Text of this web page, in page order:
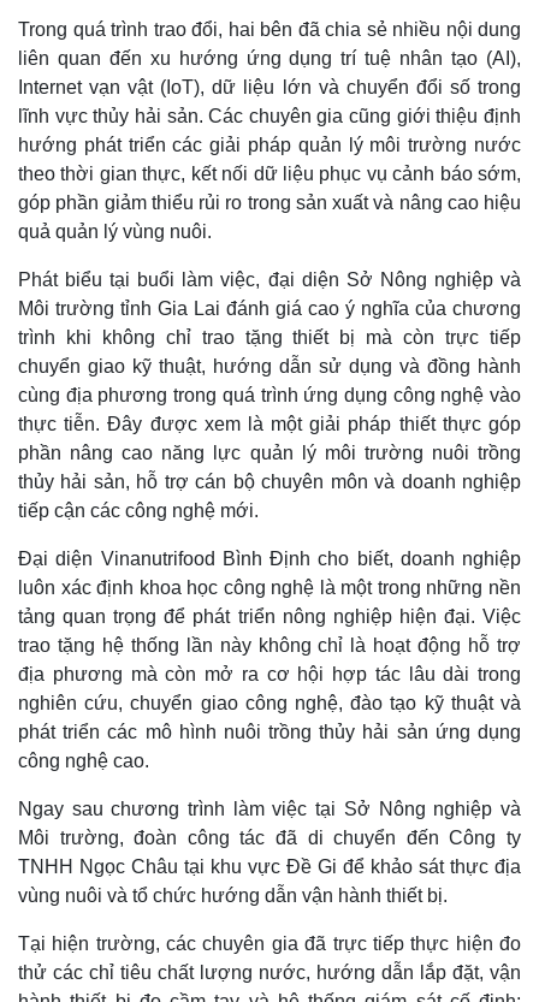
Kinh tế
Khởi nghiệp
Tiêu dùng
Tỷ giá
Chứng khoán
Giá cà phê
Trong quá trình trao đổi, hai bên đã chia sẻ nhiều nội dung
liên quan đến xu hướng ứng dụng trí tuệ nhân tạo (AI),
Internet vạn vật (IoT), dữ liệu lớn và chuyển đổi số trong
lĩnh vực thủy hải sản. Các chuyên gia cũng giới thiệu định
hướng phát triển các giải pháp quản lý môi trường nước
theo thời gian thực, kết nối dữ liệu phục vụ cảnh báo sớm,
góp phần giảm thiểu rủi ro trong sản xuất và nâng cao hiệu
quả quản lý vùng nuôi.
Phát biểu tại buổi làm việc, đại diện Sở Nông nghiệp và
Môi trường tỉnh Gia Lai đánh giá cao ý nghĩa của chương
trình khi không chỉ trao tặng thiết bị mà còn trực tiếp
chuyển giao kỹ thuật, hướng dẫn sử dụng và đồng hành
cùng địa phương trong quá trình ứng dụng công nghệ vào
thực tiễn. Đây được xem là một giải pháp thiết thực góp
phần nâng cao năng lực quản lý môi trường nuôi trồng
thủy hải sản, hỗ trợ cán bộ chuyên môn và doanh nghiệp
tiếp cận các công nghệ mới.
Đại diện Vinanutrifood Bình Định cho biết, doanh nghiệp
luôn xác định khoa học công nghệ là một trong những nền
tảng quan trọng để phát triển nông nghiệp hiện đại. Việc
trao tặng hệ thống lần này không chỉ là hoạt động hỗ trợ
địa phương mà còn mở ra cơ hội hợp tác lâu dài trong
nghiên cứu, chuyển giao công nghệ, đào tạo kỹ thuật và
phát triển các mô hình nuôi trồng thủy hải sản ứng dụng
công nghệ cao.
Ngay sau chương trình làm việc tại Sở Nông nghiệp và
Môi trường, đoàn công tác đã di chuyển đến Công ty
TNHH Ngọc Châu tại khu vực Đề Gi để khảo sát thực địa
vùng nuôi và tổ chức hướng dẫn vận hành thiết bị.
Tại hiện trường, các chuyên gia đã trực tiếp thực hiện đo
thử các chỉ tiêu chất lượng nước, hướng dẫn lắp đặt, vận